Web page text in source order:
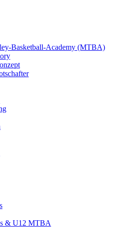
Basketball-Academy (MTBA)
& U12 MTBA